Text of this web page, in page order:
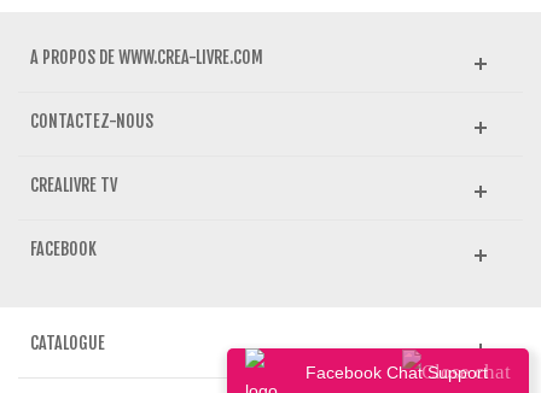
A PROPOS DE WWW.CREA-LIVRE.COM
CONTACTEZ-NOUS
CREALIVRE TV
FACEBOOK
CATALOGUE
Facebook Chat Support